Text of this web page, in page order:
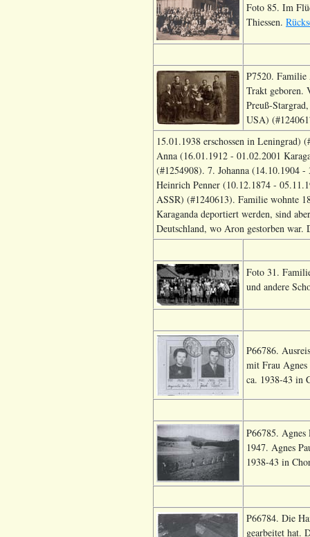
Foto 85. Im
Thiessen.
P7520. Familie
Trakt geboren.
Preuß-
USA)
15.01.1938 erschossen in
Anna (16.01.1912 - 01.02.2001
(#1254908). 7. Johanna (14.10.1904
Heinrich Penner (10.12.1874 -
ASSR) (#1240613). Familie wohnte
Karaganda deportiert werden, sind
Deutschland, wo Aron gestorben
Foto 31.
und andere
P66786.
mit Frau
ca. 1938-43 in
P66785. Agnes
1947. Agnes
1938-43 in
P66784. Die
gearbeitet hat.